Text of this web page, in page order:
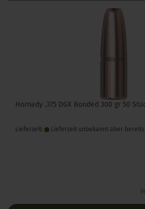
Hornady .375 DGX Bonded 300 gr 50
Lieferzeit: Lieferzeit unbekannt aber